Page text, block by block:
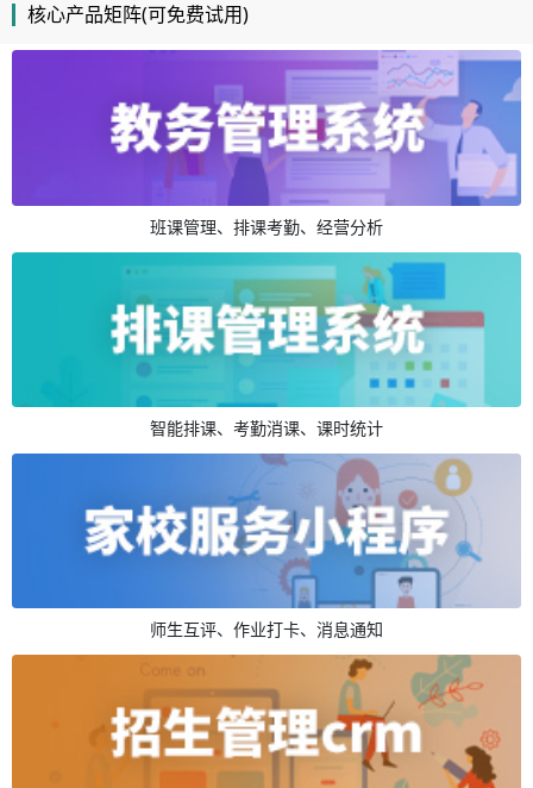
核心产品矩阵(可免费试用)
班课管理、排课考勤、经营分析
智能排课、考勤消课、课时统计
师生互评、作业打卡、消息通知